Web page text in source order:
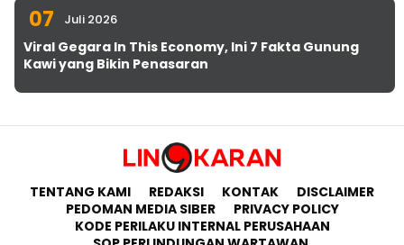
07 Juli 2026
Viral Gegara In This Economy, Ini 7 Fakta Gunung
Kawi yang Bikin Penasaran
TENTANG KAMI REDAKSI KONTAK
DISCLAIMER
PEDOMAN MEDIA SIBER
PRIVACY POLICY
KODE PERILAKU INTERNAL PERUSAHAAN